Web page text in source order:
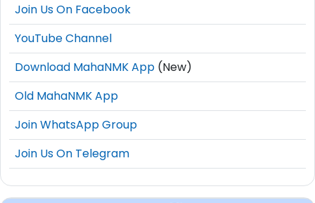
Join Us On Facebook
YouTube Channel
Download MahaNMK App (New)
Old MahaNMK App
Join WhatsApp Group
Join Us On Telegram